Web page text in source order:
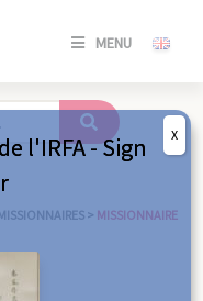
MENU
SE
/
> MISSIONNAIRE
l'IRFA - Sign
X